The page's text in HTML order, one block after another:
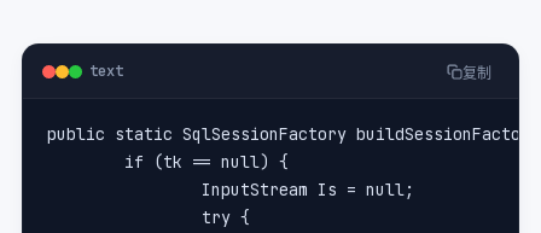
text 复制
public static SqlSessionFactory
	if (tk == null) {
		InputStream Is = null;
		try {